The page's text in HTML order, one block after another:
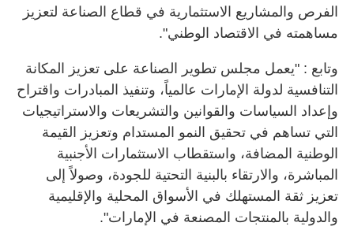
الفرص والمشاريع الاستثمارية في قطاع الصناعة لتعزيز
مساهمته في الاقتصاد الوطني".
وتابع : "يعمل مجلس تطوير الصناعة على تعزيز المكانة
التنافسية لدولة الإمارات عالمياً، وتنفيذ المبادرات واقتراح
وإعداد السياسات والقوانين والتشريعات والاستراتيجيات
التي تساهم في تحقيق النمو المستدام وتعزيز القيمة
الوطنية المضافة، واستقطاب الاستثمارات الأجنبية
المباشرة، والارتقاء بالبنية التحتية للجودة، وصولاً إلى
تعزيز ثقة المستهلك في الأسواق المحلية والإقليمية
والدولية بالمنتجات المصنعة في الإمارات".